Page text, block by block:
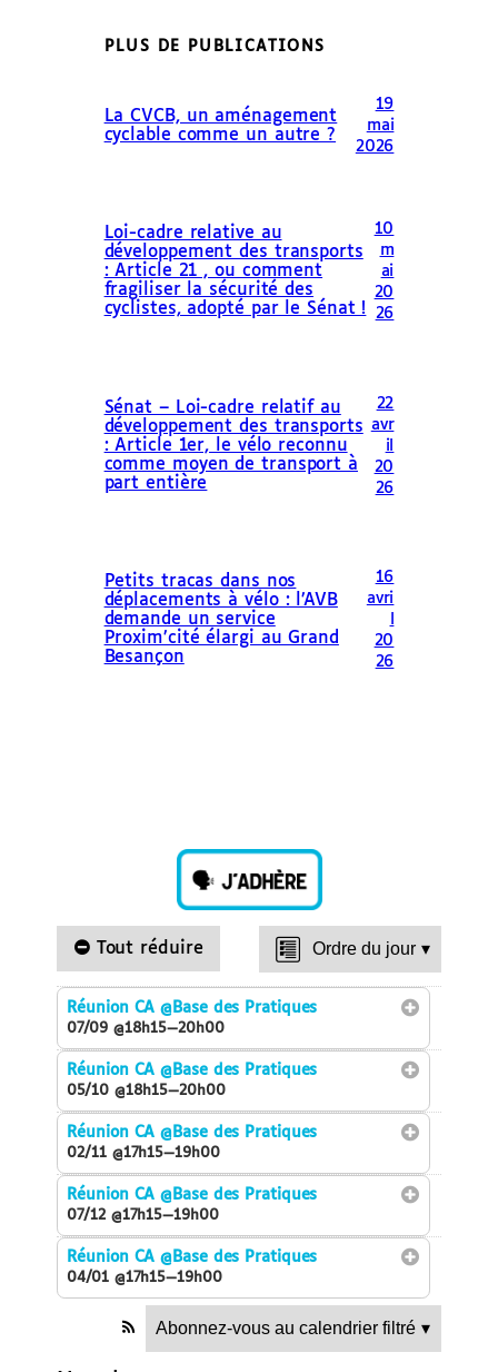
PLUS DE PUBLICATIONS
La CVCB, un aménagement
cyclable comme un autre ?
19
mai
2026
Loi-cadre relative au
développement des transports
: Article 21 , ou comment
fragiliser la sécurité des
cyclistes, adopté par le Sénat !
10
m
ai
20
26
Sénat – Loi-cadre relatif au
développement des transports
: Article 1er, le vélo reconnu
comme moyen de transport à
part entière
22
avr
il
20
26
Petits tracas dans nos
déplacements à vélo : l’AVB
demande un service
Proxim’cité élargi au Grand
Besançon
16
avri
20
26
Tout réduire Ordre du jour ▾
Réunion CA@Base des Pratiques
07/09 @18h15—20h00
Réunion CA@Base des Pratiques
05/10 @18h15—20h00
Réunion CA@Base des Pratiques
02/11 @17h15—19h00
Réunion CA@Base des Pratiques
07/12 @17h15—19h00
Réunion CA@Base des Pratiques
04/01 @17h15—19h00
Abonnez-vous au calendrier filtré ▾